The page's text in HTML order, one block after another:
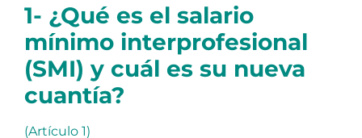
1- ¿Qué es el salario
mínimo interprofesional
(SMI) y cuál es su nueva
cuantía?
(Artículo 1)